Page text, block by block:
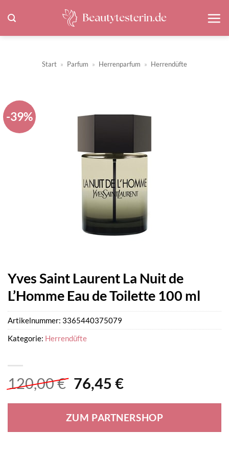
Inhalt
springen
Start » Parfum » Herrenparfum » Herrendüfte
-39%
Yves Saint Laurent La Nuit de
L’Homme Eau de Toilette 100 ml
120,00€ Ursprünglicher
war:
120,00 €
76,45 €Aktueller
ist:
76,45 €.
ZUM PARTNERSHOP
Artikelnummer: 3365440375079
Kategorie: Herrendüfte